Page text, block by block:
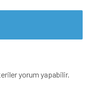
yorum yapabilir.